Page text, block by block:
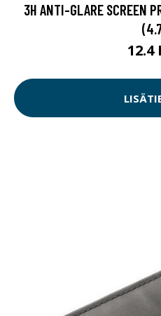
3H ANTI-GLARE SCREEN
12.4